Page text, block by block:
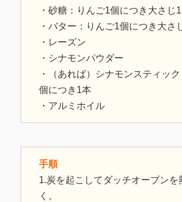
・砂糖：りんご1個につき大さじ
・バター：りんご1個につき大さ
・レーズン
・シナモンパウダー
・（あれば）シナモンスティッ
個につき1本
・アルミホイル
手順
1.炭を起こしてダッチオーブンを
く。